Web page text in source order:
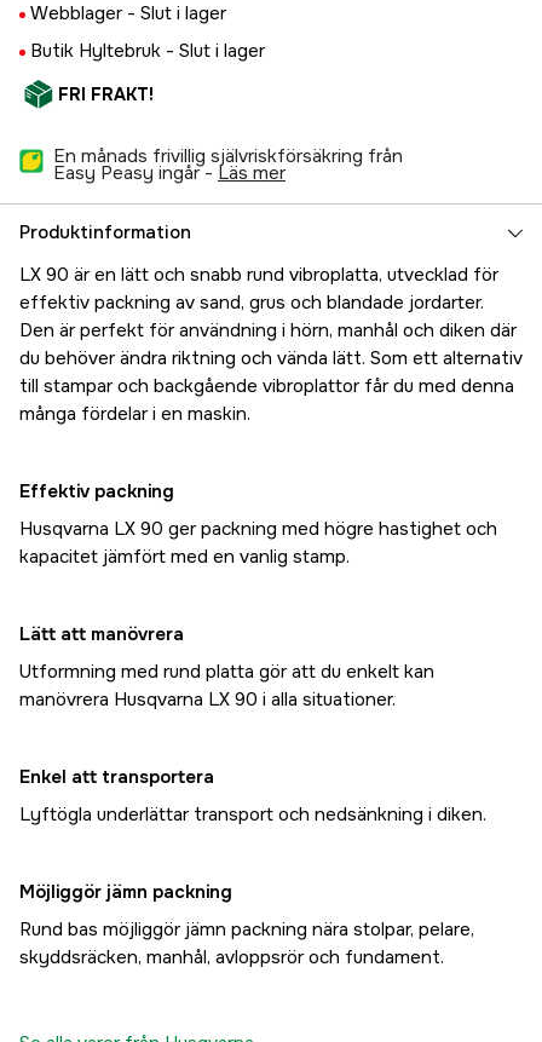
Webblager - Slut i lager
Butik Hyltebruk - Slut i lager
FRI FRAKT!
En månads frivillig självriskförsäkring från
Easy Peasy ingår - läs mer
Produktinformation
LX 90 är en lätt och snabb rund vibroplatta, utvecklad för
effektiv packning av sand, grus och blandade jordarter.
Den är perfekt för användning i hörn, manhål och diken där
du behöver ändra riktning och vända lätt. Som ett alternativ
till stampar och backgående vibroplattor får du med denna
många fördelar i en maskin.
Effektiv packning
Husqvarna LX 90 ger packning med högre hastighet och
kapacitet jämfört med en vanlig stamp.
Lätt att manövrera
Utformning med rund platta gör att du enkelt kan
manövrera Husqvarna LX 90 i alla situationer.
Enkel att transportera
Lyftögla underlättar transport och nedsänkning i diken.
Möjliggör jämn packning
Rund bas möjliggör jämn packning nära stolpar, pelare,
skyddsräcken, manhål, avloppsrör och fundament.